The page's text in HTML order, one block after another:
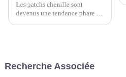
Les patchs chenille sont
devenus une tendance phare de
Recherche Associée